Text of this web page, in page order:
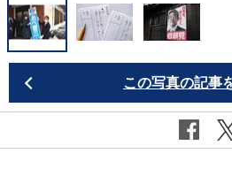
この写真の記事